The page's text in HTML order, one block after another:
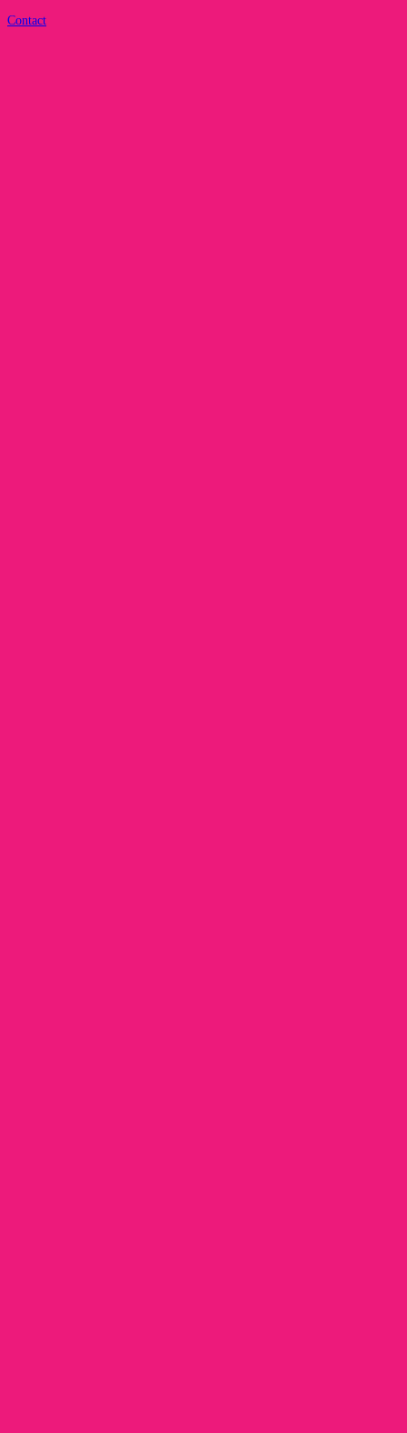
Contact